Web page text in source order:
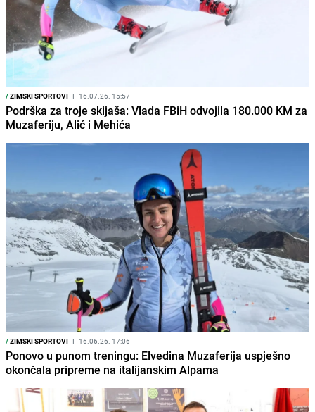
/ZIMSKI SPORTOVI I 16.07.26. 15:57
Podrška za troje skijaša: Vlada FBiH odvojila 180.000 KM za
Muzaferiju, Alić i Mehića
/ZIMSKI SPORTOVI I 16.06.26. 17:06
Ponovo u punom treningu: Elvedina Muzaferija uspješno
okončala pripreme na italijanskim Alpama